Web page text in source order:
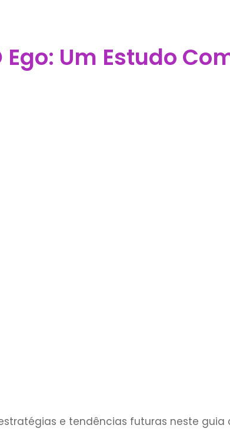
Um Estudo
e tendências futuras neste guia